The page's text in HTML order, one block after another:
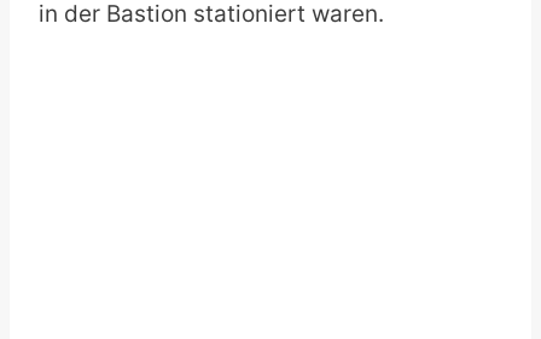
in der Bastion stationiert waren.